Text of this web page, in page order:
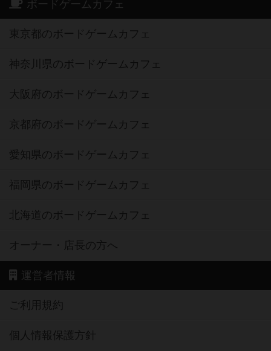
ボードゲームカフェ
東京都のボードゲームカフェ
神奈川県のボードゲームカフェ
大阪府のボードゲームカフェ
京都府のボードゲームカフェ
愛知県のボードゲームカフェ
福岡県のボードゲームカフェ
北海道のボードゲームカフェ
オーナー・店長の方へ
運営者情報
ご利用規約
個人情報保護方針